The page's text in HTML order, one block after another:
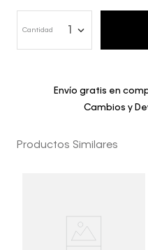
Cantidad
Envío gratis en
Cambios y
Productos Similares